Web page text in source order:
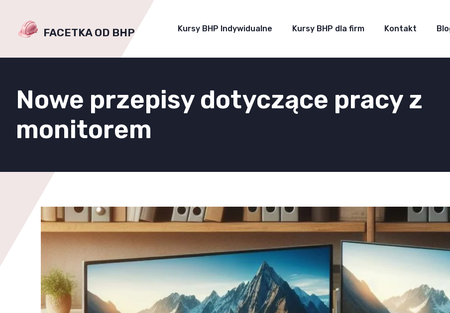
FACETKA OD BHP Kursy BHP Indywidualne Kursy BHP dla firm Kontakt
Nowe przepisy dotyczące pracy z
monitorem